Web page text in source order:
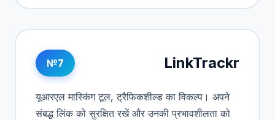
№7 LinkTrackr
यूआरएल मास्किंग टूल, ट्रैफिकशील्ड का विकल्प। अपने
संबद्ध लिंक को सुरक्षित रखें और उनकी प्रभावशीलता को